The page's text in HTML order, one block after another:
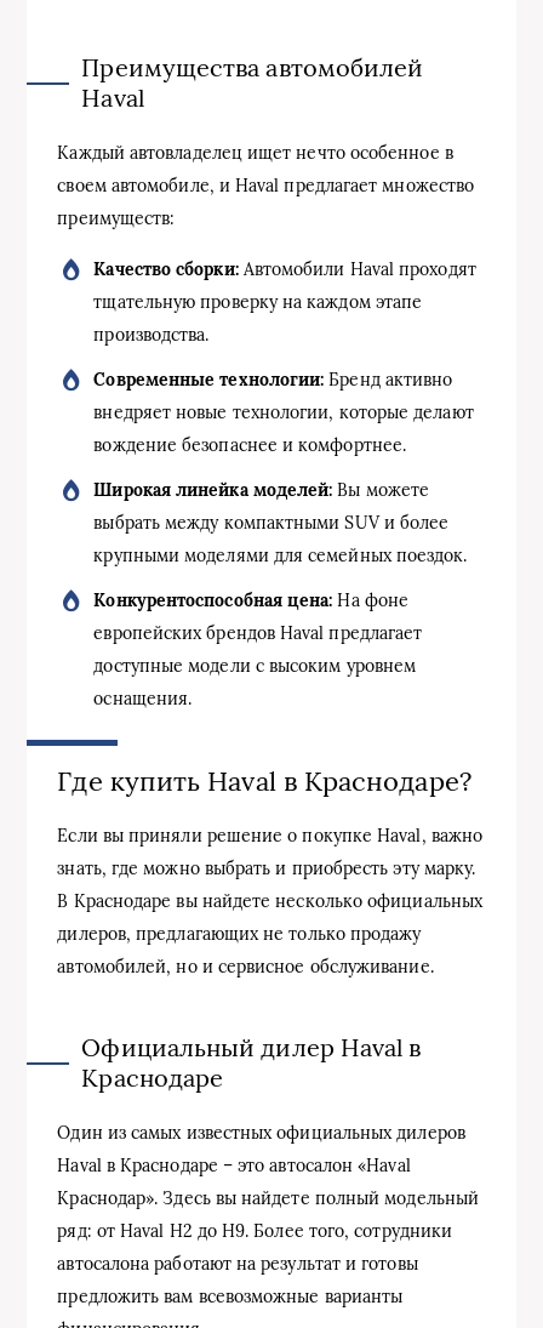
Преимущества автомобилей
Haval
Каждый автовладелец ищет нечто особенное в
своем автомобиле, и Haval предлагает множество
преимуществ:
Качество сборки:Автомобили Haval проходят
тщательную проверку на каждом этапе
производства.
Современные технологии: Бренд активно
внедряет новые технологии, которые делают
вождение безопаснее и комфортнее.
Широкая линейка моделей: Вы можете
выбрать между компактными SUV и более
крупными моделями для семейных поездок.
Конкурентоспособная цена: На фоне
европейских брендов Haval предлагает
доступные модели с высоким уровнем
оснащения.
Где купить Haval в Краснодаре?
Если вы приняли решение о покупке Haval, важно
знать, где можно выбрать и приобресть эту марку.
В Краснодаре вы найдете несколько официальных
дилеров, предлагающих не только продажу
автомобилей, но и сервисное обслуживание.
Официальный дилер Haval в
Краснодаре
Один из самых известных официальных дилеров
Haval в Краснодаре – это автосалон «Haval
Краснодар». Здесь вы найдете полный модельный
ряд: от Haval H2 до H9. Более того, сотрудники
автосалона работают на результат и готовы
предложить вам всевозможные варианты